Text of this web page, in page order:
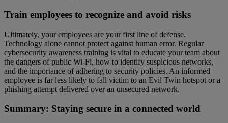
Train employees to recognize and avoid risks
Ultimately, your employees are your first line of defense.
Technology alone cannot protect against human error. Regular
cybersecurity awareness training is vital to educate your team about
the dangers of public Wi-Fi, how to identify suspicious networks,
and the importance of adhering to security policies. An informed
employee is far less likely to fall victim to an Evil Twin hotspot or a
phishing attempt delivered over an unsecured network.
Summary: Staying secure in a connected world